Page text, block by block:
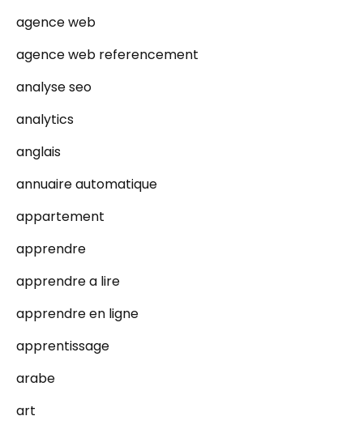
agence web
agence web referencement
analyse seo
analytics
anglais
annuaire automatique
appartement
apprendre
apprendre a lire
apprendre en ligne
apprentissage
arabe
art